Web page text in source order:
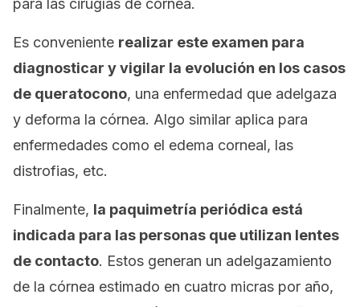
para las cirugías de córnea.
Es conveniente realizar este examen para
diagnosticar y vigilar la evolución en los casos
de queratocono, una enfermedad que adelgaza
y deforma la córnea. Algo similar aplica para
enfermedades como el edema corneal, las
distrofias, etc.
Finalmente, la paquimetría periódica está
indicada para las personas que utilizan lentes
de contacto. Estos generan un adelgazamiento
de la córnea estimado en cuatro micras por año,